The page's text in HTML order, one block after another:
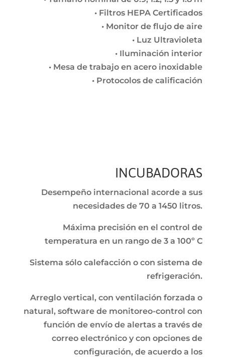
• Filtros HEPA Certificados
• Monitor de flujo de aire
• Luz Ultravioleta
• Iluminación interior
• Mesa de trabajo en acero inoxidable
• Protocolos de calificación
INCUBADORAS
Desempeño internacional acorde a sus
necesidades de 70 a 1450 litros.
Máxima precisión en el control de
temperatura en un rango de 3 a 100º C
Sistema sólo calefacción o con sistema de
refrigeración.
Arreglo vertical, con ventilación forzada o
natural, software de monitoreo-control con
función de envío de alertas a través de
correo electrónico y con opciones de
configuración, de acuerdo a los